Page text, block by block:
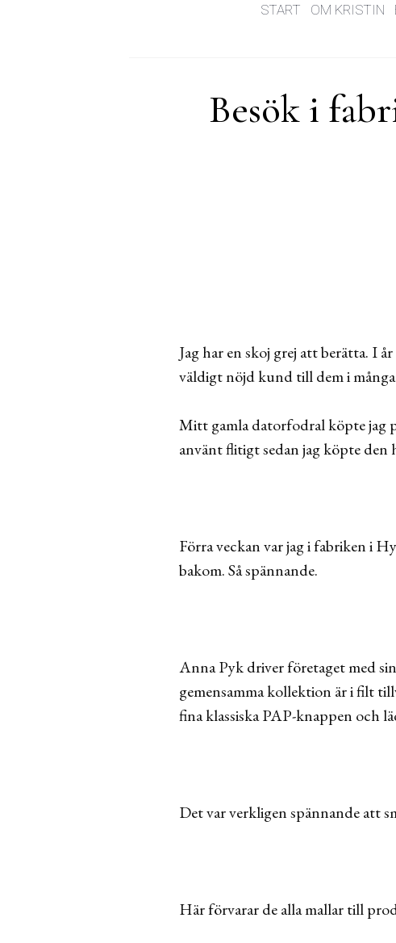
START OM KRISTIN
Besök i
Jag har en skoj grej att berätta. I
väldigt nöjd kund till dem i
Mitt gamla datorfodral köpte jag
använt flitigt sedan jag köpte den
Förra veckan var jag i fabriken i
bakom. Så spännande.
Anna Pyk driver företaget med
gemensamma kollektion är i filt
fina klassiska PAP-knappen och
Det var verkligen spännande att
Här förvarar de alla mallar till